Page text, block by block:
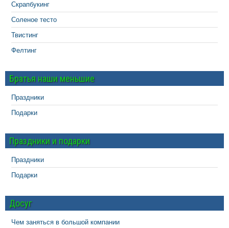
Скрапбукинг
Соленое тесто
Твистинг
Фелтинг
Братья наши меньшие
Праздники
Подарки
Праздники и подарки
Праздники
Подарки
Досуг
Чем заняться в большой компании